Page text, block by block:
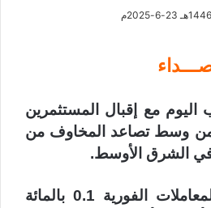
اليوم مع إقبال المستثمرين
وسط تصاعد المخاوف من
في الشرق الأوسط.
وصعد الذهب في المعاملات الفورية 0.1 بالمائة